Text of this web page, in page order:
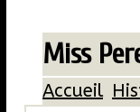
Miss
Accueil